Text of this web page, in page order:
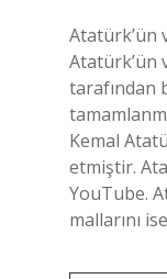
Atatürk’ün
Atatürk’ün
tarafından
Kemal
etmiştir.
YouTube.
mallarını